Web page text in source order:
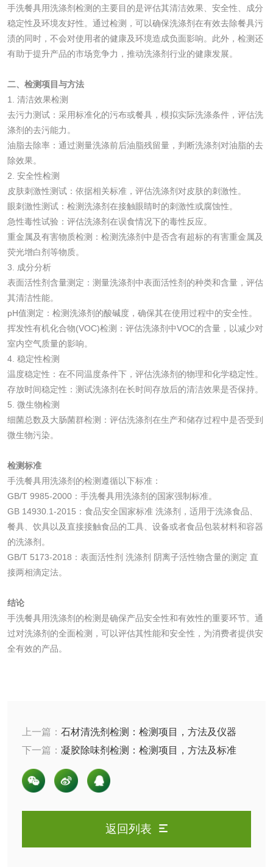
手洗餐具用洗涤剂检测的主要目的是评估其清洁效果、安全性、成分
稳定性及环境友好性。通过检测，可以确保洗涤剂在有效去除餐具污
渍的同时，不会对使用者的健康及环境造成负面影响。此外，检测还
有助于提升产品的市场竞争力，推动洗涤剂行业的健康发展。
二、检测项目与方法
1. 清洁效果检测
去污力测试：采用标准化的污布或餐具，模拟实际洗涤条件，评估洗
涤剂的去污能力。
油脂去除率：通过测量洗涤前后油脂残留量，判断洗涤剂对油脂的去
除效果。
2. 安全性检测
皮肤刺激性测试：依据相关标准，评估洗涤剂对皮肤的刺激性。
眼刺激性测试：检测洗涤剂在接触眼睛时的刺激性或腐蚀性。
急性毒性试验：评估洗涤剂在误食情况下的毒性反应。
重金属及有害物质检测：检测洗涤剂中是否含有超标的有害重金属及
荧光增白剂等物质。
3. 成分分析
表面活性剂含量测定：测量洗涤剂中表面活性剂的种类和含量，评估
其清洁性能。
pH值测定：检测洗涤剂的酸碱度，确保其在使用过程中的安全性。
挥发性有机化合物(VOC)检测：评估洗涤剂中VOC的含量，以减少对
室内空气质量的影响。
4. 稳定性检测
温度稳定性：在不同温度条件下，评估洗涤剂的物理和化学稳定性。
存放时间稳定性：测试洗涤剂在长时间存放后的清洁效果是否保持。
5. 微生物检测
细菌总数及大肠菌群检测：评估洗涤剂在生产和储存过程中是否受到
微生物污染。
检测标准
手洗餐具用洗涤剂的检测遵循以下标准：
GB/T 9985-2000：手洗餐具用洗涤剂的国家强制标准。
GB 14930.1-2015：食品安全国家标准 洗涤剂，适用于洗涤食品、
餐具、饮具以及直接接触食品的工具、设备或者食品包装材料和容器
的洗涤剂。
GB/T 5173-2018：表面活性剂 洗涤剂 阴离子活性物含量的测定 直
接两相滴定法。
结论
手洗餐具用洗涤剂的检测是确保产品安全性和有效性的重要环节。通
过对洗涤剂的全面检测，可以评估其性能和安全性，为消费者提供安
全有效的产品。
上一篇： 石材清洗剂检测：检测项目，方法及仪器
下一篇： 凝胶除味剂检测：检测项目，方法及标准
返回列表
日化产品
洗衣液检测 洗涤剂检测
清洗剂检测 日化产品毒理检测
洗手液检测
水处理剂
工业乳状氢氧化钙
检测
铝酸钙检测
三氯异氰尿酸检测 磷酸二氢铵检测
活性炭
活性炭检测 煤质颗粒活性炭检
测
检测
木质净水用活性炭
农药肥料
化肥检测 微生物菌剂检测
化工试剂
乳酸钠检测
化工原料检测